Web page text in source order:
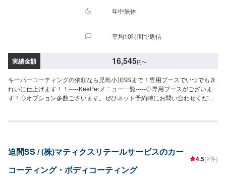
イヤモンドキーパーよりさらに厚い被膜を作ります。SS：75,800円S：
間：4〜8時間、耐久：3年(2年もしくは1年に1度のメンテナンスで5年)）超
たらまるで洗車したようにキレイに！SS：75,800円S：83,800円M：91,900
円L：97,800円LL：108,000円XL：137,900円※鏡面研磨は別途料金(軽研磨は
(２年（または１年）に１回のメンテナンスで６年)）圧倒的な厚みを持つコー
ティング被膜で水と共にホコリや汚れを弾く！これまでとは違う被膜で、水
シミ・水アカの定着を根本的に防ぐ。SS：115,700円S：126,200円M：
（ポリマーコーティング）】（施工時間：40分〜、耐久：3ヶ月）洗車で取
11,900円⚫︎その他メニュー【モールプロテクト】（施工時間：1時間30
分〜）メッキモールを白いシミから守る5,400円【モールクリーン＆プロテク
ト】（施工時間：5〜8時間）白いシミを除去してその後シミから守る39,600
円（リーフレール同時施工の場合58,300円）【樹脂フェンダーキーパー】
年中無休
平均10時間で返信
実績金額 16,545円〜
キーパーコーティングの依頼なら児島小川SSまで！専用ブースでいつでもき
れいに仕上げます！！-----KeePerメニュー一覧-----◇専用ブースがございま
す！◇オプション多数ございます。ぜひネット予約時にお問い合わせくださ
22,800円L：25,000円LL：29,800円XL：34,500円※軽研磨は別途料金【フレ
円XL：45,000円※軽研磨は別途料金【ダイヤモンドキーパー】（施工時間：
6〜8時間、耐久：3年(1年に1度のメンテナンスで5年)）強い撥水力を持ち、
新車時を凌駕するツヤ・濃厚な発色が得られますSS：52,300円S：57,800円
迫間SS / (株)マティクスリテールサービスのカー
コーティング・ボディコーティング
4.5(2件)